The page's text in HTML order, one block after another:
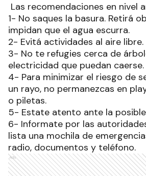
Las recomendaciones en nivel
1- No saques la basura. Retirá
impidan que el agua escurra.
2- Evitá actividades al aire libre.
3- No te refugies cerca de
electricidad que puedan caerse.
4- Para minimizar el riesgo de
un rayo, no permanezcas en
o piletas.
5- Estate atento ante la
6- Informate por las
lista una mochila de
radio, documentos y teléfono.
Ads